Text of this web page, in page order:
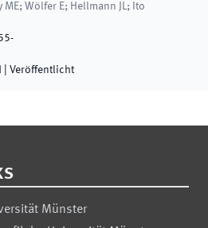
Wölfer E; Hellmann JL; Ito
-
Veröffentlicht
Münster